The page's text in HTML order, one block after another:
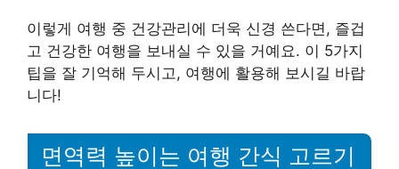
이렇게 여행 중 건강관리에 더욱 신경 쓴다면, 즐겁
고 건강한 여행을 보내실 수 있을 거예요. 이 5가지
팁을 잘 기억해 두시고, 여행에 활용해 보시길 바랍
니다!
면역력 높이는 여행 간식 고르기